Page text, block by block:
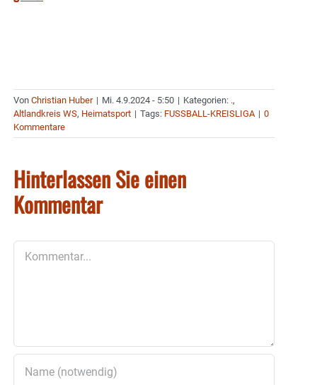
Von Christian Huber | Mi. 4.9.2024 - 5:50 | Kategorien: .,
Altlandkreis WS, Heimatsport | Tags: FUSSBALL-KREISLIGA | 0
Kommentare
Hinterlassen Sie einen
Kommentar